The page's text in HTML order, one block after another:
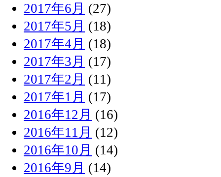
2017年6月 (27)
2017年5月 (18)
2017年4月 (18)
2017年3月 (17)
2017年2月 (11)
2017年1月 (17)
2016年12月 (16)
2016年11月 (12)
2016年10月 (14)
2016年9月 (14)